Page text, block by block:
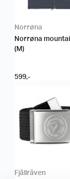
Norrøna
Norrøna
(M)
599,-
Fjällräven